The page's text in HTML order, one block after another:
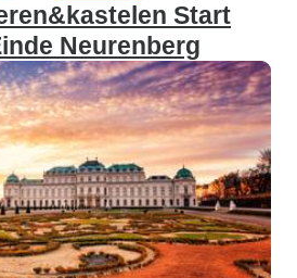
Start
Neurenberg